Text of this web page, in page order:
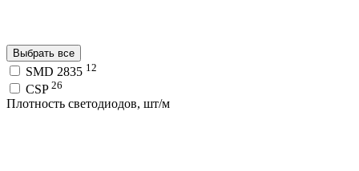
Выбрать все
SMD 2835 12
CSP 26
Плотность светодиодов, шт/м